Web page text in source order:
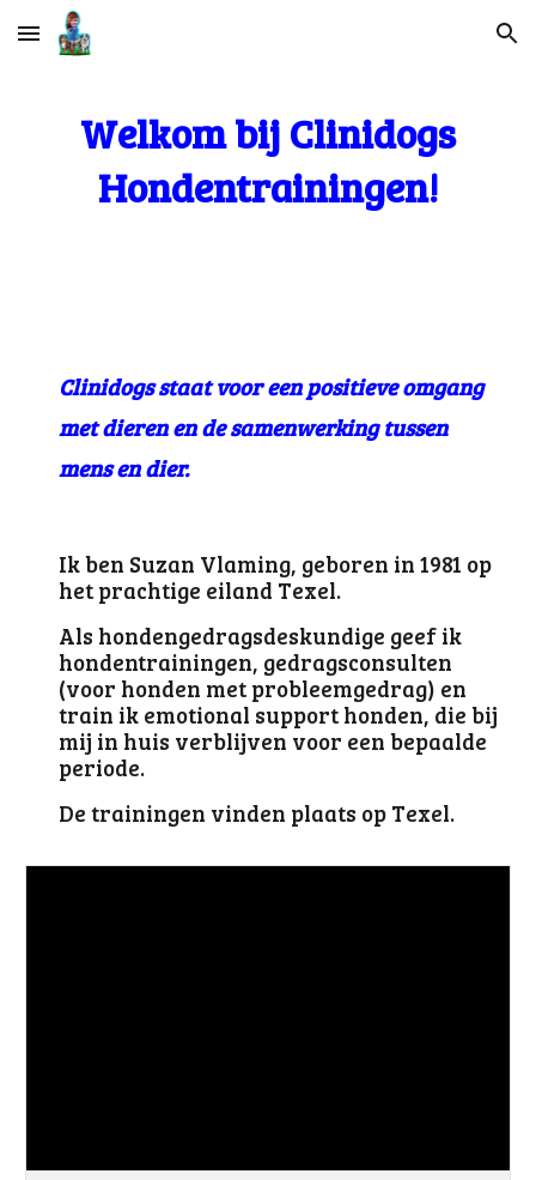
Skip to main content Skip to navigation
Welkom bij Clinidogs
Hondentrainingen!
Clinidogs staat voor een positieve omgang
met dieren en de samenwerking tussen
mens en dier.
Ik ben Suzan Vlaming, geboren in 1981 op
het prachtige eiland Texel.
Als hondengedragsdeskundige geef ik
hondentrainingen, gedragsconsulten
(voor honden met probleemgedrag) en
train ik emotional support honden, die bij
mij in huis verblijven voor een bepaalde
periode.
De trainingen vinden plaats op Texel.